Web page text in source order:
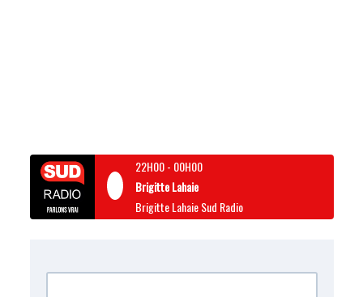
22H00- 00H00
Brigitte Lahaie
Brigitte Lahaie Sud Radio